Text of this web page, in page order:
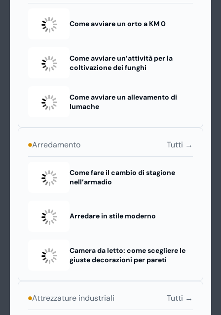
Come avviare un orto a KM 0
Come avviare un’attività per la
coltivazione dei funghi
Come avviare un allevamento di
lumache
Arredamento Tutti →
Come fare il cambio di stagione
nell’armadio
Arredare in stile moderno
Camera da letto: come scegliere le
giuste decorazioni per pareti
Attrezzature industriali Tutti →